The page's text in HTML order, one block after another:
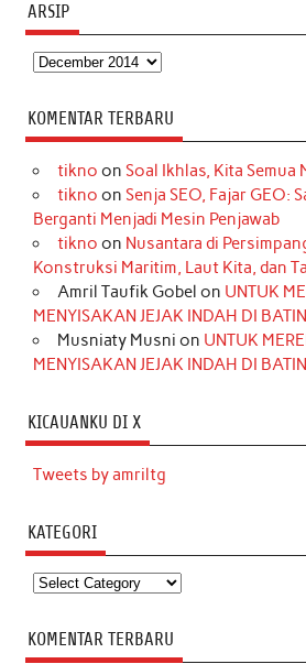
ARSIP
Arsip
KOMENTAR TERBARU
tikno on Soal Ikhlas, Kita Semua
tikno on Senja SEO, Fajar GEO:
Berganti Menjadi Mesin Penjawab
tikno on Nusantara di
Konstruksi Maritim, Laut Kita, dan
Amril Taufik Gobel on UNTUK
MENYISAKAN JEJAK INDAH DI BATIN
Musniaty Musni on UNTUK
MENYISAKAN JEJAK INDAH DI BATIN
KICAUANKU DI X
Tweets by amriltg
KATEGORI
Kategori
KOMENTAR TERBARU